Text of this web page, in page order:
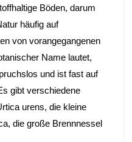
Böden, darum
häufig auf
von vorangegangenen
Name lautet,
und ist fast auf
gibt verschiedene
urens, die kleine
die große Brennnessel